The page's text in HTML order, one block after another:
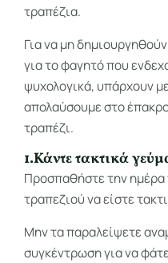
τραπέζια.
Για να μη
για το φαγητό που
ψυχολογικά, υπάρχουν
απολαύσουμε στο
τραπέζι.
1.Κάντε τακτικά
Προσπαθήστε την ημέρα
τραπεζιού να είστε
Μην τα παραλείψετε
συγκέντρωση για να